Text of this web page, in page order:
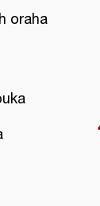
oraha